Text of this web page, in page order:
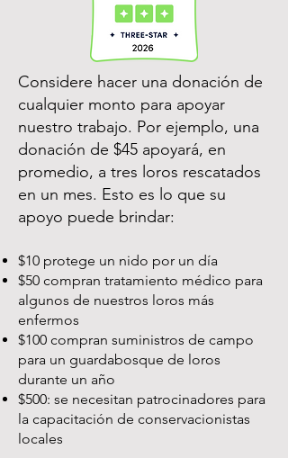
Considere hacer una donación de
cualquier monto para apoyar
nuestro trabajo. Por ejemplo, una
donación de $45 apoyará, en
promedio, a tres loros rescatados
en un mes. Esto es lo que su
apoyo puede brindar:
$10 protege un nido por un día
$50 compran tratamiento médico para
algunos de nuestros loros más
enfermos
$100 compran suministros de campo
para un guardabosque de loros
durante un año
$500: se necesitan patrocinadores para
la capacitación de conservacionistas
locales